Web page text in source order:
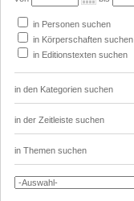
in Personen suchen
in Körperschaften suchen
in Editionstexten suchen
in den Kategorien suchen
in der Zeitleiste suchen
in Themen suchen